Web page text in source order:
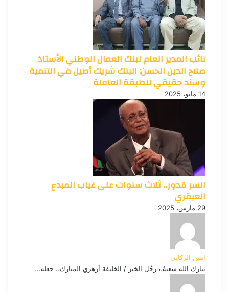
نائب المدير العام لبنك العمال الوطني الأستاذ
صلاح الدين الحسن: البنك شريك أصيل في التنمية
وسند حقيقي للطبقة العاملة
14 مايو، 2025
السر قدور.. ثلاث سنوات على غياب المبدع
العبقري
29 مارس، 2025
امين الركابي
يبارك الله سعيهُ،، رجُل الخير / الخليفة أزهري المبارك،، جعله...